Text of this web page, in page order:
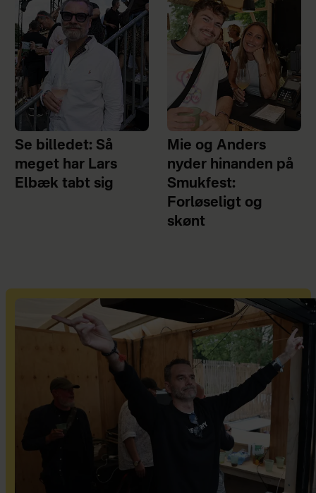
Se billedet: Så
meget har Lars
Elbæk tabt sig
Mie og Anders
nyder hinanden på
Smukfest:
Forløseligt og
skønt